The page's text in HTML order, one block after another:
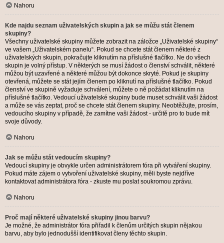
Nahoru
Kde najdu seznam uživatelských skupin a jak se můžu stát členem
skupiny?
Všechny uživatelské skupiny můžete zobrazit na záložce „Uživatelské skupiny“
ve vašem „Uživatelském panelu“. Pokud se chcete stát členem některé z
uživatelských skupin, pokračujte kliknutím na příslušné tlačítko. Ne do všech
skupin je volný přístup. V některých se musí žádost o členství schválit, některé
můžou být uzavřené a některé můžou být dokonce skryté. Pokud je skupiny
otevřená, můžete se stát jejím členem po kliknutí na příslušné tlačítko. Pokud
členství ve skupině vyžaduje schválení, můžete o ně požádat kliknutím na
příslušné tlačítko. Vedoucí uživatelské skupiny bude muset schválit vaši žádost
a může se vás zeptat, proč se chcete stát členem skupiny. Neobtěžujte, prosím,
vedoucího skupiny v případě, že zamítne vaši žádost - určitě pro to bude mít
svoje důvody.
Nahoru
Jak se můžu stát vedoucím skupiny?
Vedoucí skupiny je obvykle určen administrátorem fóra při vytváření skupiny.
Pokud máte zájem o vytvoření uživatelské skupiny, měli byste nejdříve
kontaktovat administrátora fóra - zkuste mu poslat soukromou zprávu.
Nahoru
Proč mají některé uživatelské skupiny jinou barvu?
Je možné, že administrátor fóra přiřadil k členům určitých skupin nějakou
barvu, aby bylo jednodušší identifikovat členy těchto skupin.